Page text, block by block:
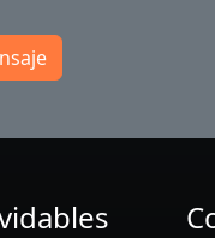
mensaje